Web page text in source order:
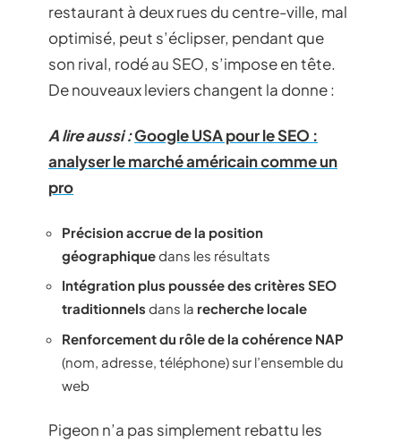
restaurant à deux rues du centre-ville, mal
optimisé, peut s’éclipser, pendant que
son rival, rodé au SEO, s’impose en tête.
De nouveaux leviers changent la donne :
A lire aussi :Google USA pour le SEO :
analyser le marché américain comme un
pro
Précision accrue de la position
géographiquedans les résultats
Intégration plus poussée des critères SEO
traditionnels dans la recherche locale
Renforcement du rôle de la cohérence NAP
(nom, adresse, téléphone) sur l’ensemble du
web
Pigeon n’a pas simplement rebattu les